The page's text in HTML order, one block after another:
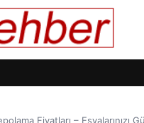
Fiyatları – Eşyalarınızı